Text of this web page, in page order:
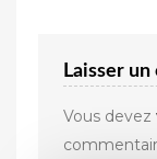
Laisser
Vous devez